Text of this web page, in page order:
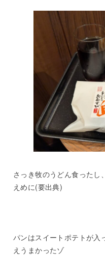
さっき牧のうどん食った
えめに(要出典)
パンはスイートポテトが入
えうまかったゾ